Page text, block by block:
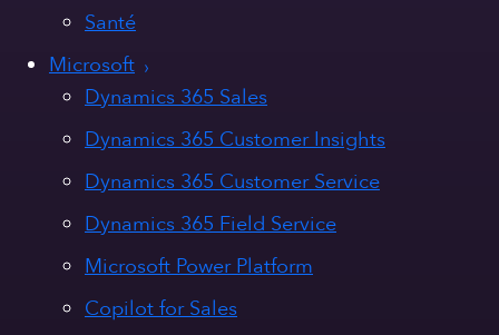
Santé
Microsoft
Dynamics 365 Sales
Dynamics 365 Customer Insights
Dynamics 365 Customer Service
Dynamics 365 Field Service
Microsoft Power Platform
Copilot for Sales